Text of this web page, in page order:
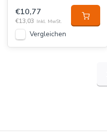
€10,77
€13,03 Inkl. MwSt.
Vergleichen